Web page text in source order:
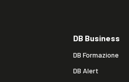
DB Business
DB Formazione
DB Alert